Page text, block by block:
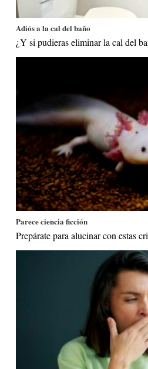
Adiós a la cal del baño
¿Y si pudieras eliminar la cal del
Parece ciencia ficción
Prepárate para alucinar con estas